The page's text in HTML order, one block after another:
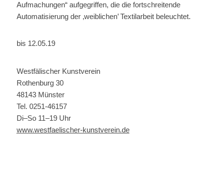
Aufmachungen“ aufgegriffen, die die fortschreitende
Automatisierung der ‚weiblichen’ Textilarbeit beleuchtet.
bis 12.05.19
Westfälischer Kunstverein
Rothenburg 30
48143 Münster
Tel. 0251-46157
Di–So 11–19 Uhr
www.westfaelischer-kunstverein.de